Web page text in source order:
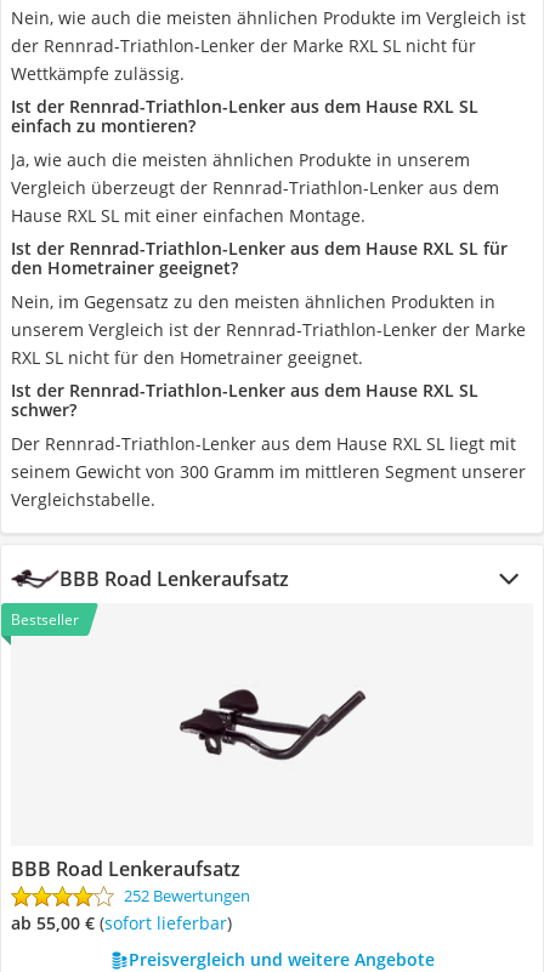
Nein, wie auch die meisten ähnlichen Produkte im Vergleich ist
der Rennrad-Triathlon-Lenker der Marke RXL SL nicht für
Wettkämpfe zulässig.
Ist der Rennrad-Triathlon-Lenker aus dem Hause RXL SL
einfach zu montieren?
Ja, wie auch die meisten ähnlichen Produkte in unserem
Vergleich überzeugt der Rennrad-Triathlon-Lenker aus dem
Hause RXL SL mit einer einfachen Montage.
Ist der Rennrad-Triathlon-Lenker aus dem Hause RXL SL für
den Hometrainer geeignet?
Nein, im Gegensatz zu den meisten ähnlichen Produkten in
unserem Vergleich ist der Rennrad-Triathlon-Lenker der Marke
RXL SL nicht für den Hometrainer geeignet.
Ist der Rennrad-Triathlon-Lenker aus dem Hause RXL SL
schwer?
Der Rennrad-Triathlon-Lenker aus dem Hause RXL SL liegt mit
seinem Gewicht von 300 Gramm im mittleren Segment unserer
Vergleichstabelle.
BBB Road Lenkeraufsatz
Bestseller
BBB Road Lenkeraufsatz
252 Bewertungen
ab 55,00 € ( Sofort lieferbar)
Preisvergleich und weitere Angebote